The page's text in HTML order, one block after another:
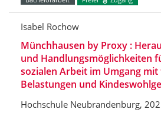
Isabel Rochow
Münchhausen by Proxy :
und Handlungsmöglichkeiten
sozialen Arbeit im Umgang
Belastungen und
Hochschule Neubrandenburg,